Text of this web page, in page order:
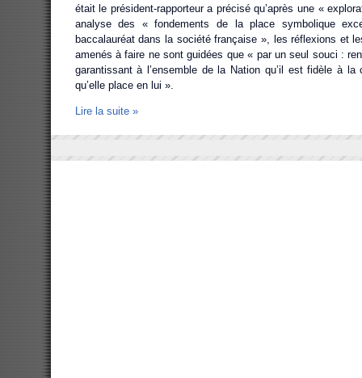
était le président-rapporteur a précisé qu’après une «
analyse des « fondements de la place symbolique
baccalauréat dans la société française », les réflexions et
amenés à faire ne sont guidées que « par un seul souci :
garantissant à l’ensemble de la Nation qu’il est fidèle à
qu’elle place en lui ».
Lire la suite »